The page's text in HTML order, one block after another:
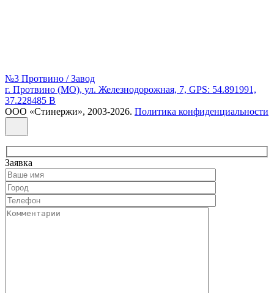
№3 Протвино / Завод
г. Протвино (МО), ул. Железнодорожная, 7, GPS: 54.891991,
37.228485 В
ООО «Стинержи», 2003-2026. Политика конфиденциальности
Заявка